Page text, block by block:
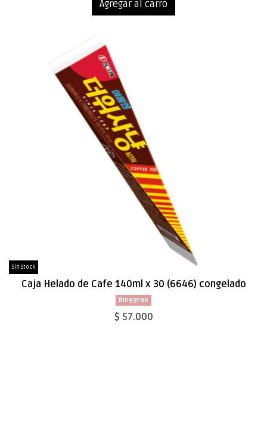
Agregar al carro
Sin Stock
Caja Helado de Cafe 140ml x 30 (6646) congelado
Binggrae
$ 57.000